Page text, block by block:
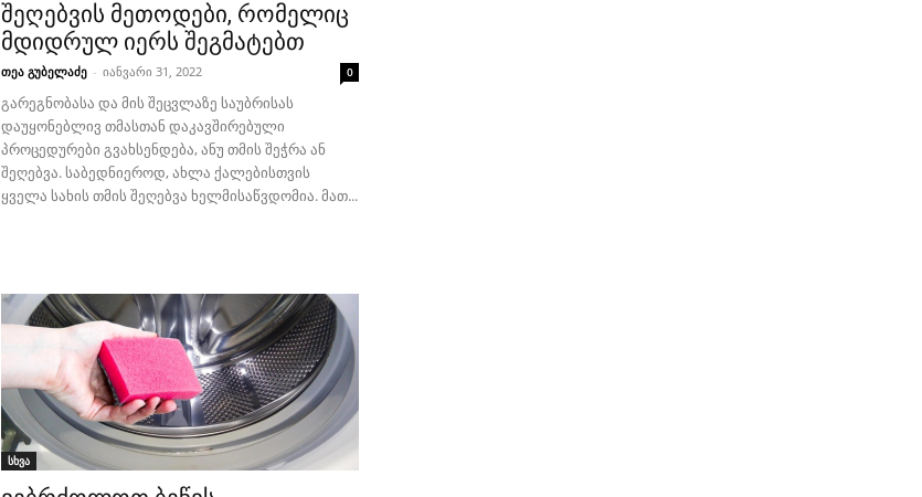
შეღებვის მეთოდები, რომელიც
მდიდრულ იერს შეგმატებთ
თეა გუბელაძე - იანვარი 31, 2022 0
გარეგნობასა და მის შეცვლაზე საუბრისას
დაუყონებლივ თმასთან დაკავშირებული
პროცედურები გვახსენდება, ანუ თმის შეჭრა ან
შეღებვა. საბედნიეროდ, ახლა ქალებისთვის
ყველა სახის თმის შეღებვა ხელმისაწვდომია. მათ...
სხვა